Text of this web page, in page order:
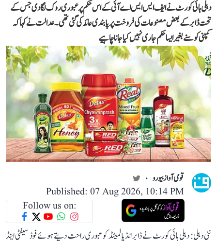
دہلی ہائی کورٹ نے ایف ایس ایس اے آئی کے اس حکم پر عبوری روک لگا دی جس کے
تحت ڈابر کے بعض مصنوعات کی فروخت پر پابندی عائد کی گئی تھی۔ عدالت نے کہا کہ
کمپنی کو سنے بغیر ایسا حکم جاری نہیں کیا جانا چاہیے
قومی آواز بیورو
Published: 07 Aug 2026, 10:14 PM
Follow us on:
نئی دہلی: دہلی ہائی کورٹ نے ڈابر انڈیا لمیٹڈ کو عبوری راحت دیتے ہوئے فوڈ سیفٹی اینڈ